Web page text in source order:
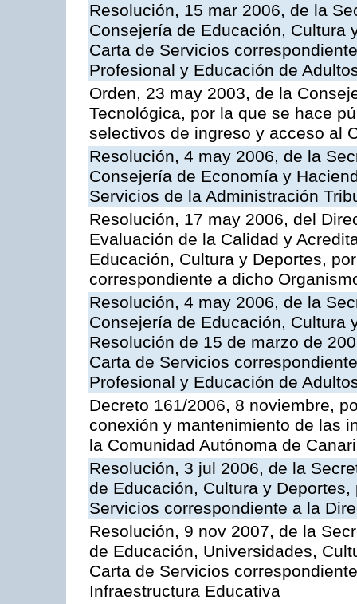
Resolución, 15 mar 2006, de la
Consejería de Educación, Cultura
Carta de Servicios
Profesional y Educación de
Orden, 23 may 2003, de la
Tecnológica, por la que se hace
selectivos de ingreso y acceso al
Resolución, 4 may 2006, de la
Consejería de Economía y
Servicios de la Administración
Resolución, 17 may 2006, del
Evaluación de la Calidad y
Educación, Cultura y Deportes,
correspondiente a dicho
Resolución, 4 may 2006, de la
Consejería de Educación, Cultura
Resolución de 15 de marzo de
Carta de Servicios
Profesional y Educación de
Decreto 161/2006, 8 noviembre,
conexión y mantenimiento de las
la Comunidad Autónoma de
Resolución, 3 jul 2006, de la
de Educación, Cultura y
Servicios correspondiente a la
Resolución, 9 nov 2007, de la
de Educación, Universidades,
Carta de Servicios
Infraestructura Educativa